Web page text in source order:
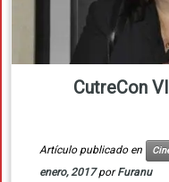
CutreCon
Artículo publicado en
enero, 2017 porFuranu